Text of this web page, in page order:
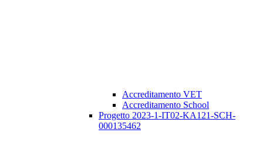
Accreditamento VET
Accreditamento School
Progetto 2023-1-IT02-KA121-SCH-
000135462